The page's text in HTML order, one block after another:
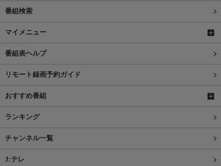
番組検索
マイメニュー
番組表ヘルプ
リモート録画予約ガイド
おすすめ番組
ランキング
チャンネル一覧
J:テレ